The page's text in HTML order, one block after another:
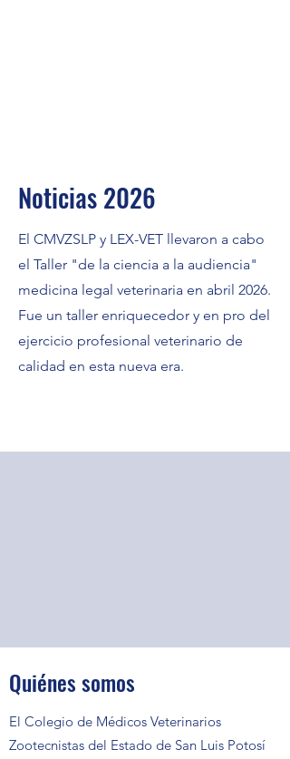
Noticias 2026
El CMVZSLP y LEX-VET llevaron a cabo
el Taller "de la ciencia a la audiencia"
medicina legal veterinaria en abril 2026.
Fue un taller enriquecedor y en pro del
ejercicio profesional veterinario de
calidad en esta nueva era.
Quiénes somos
El Colegio de Médicos Veterinarios
Zootecnistas del Estado de San Luis Potosí